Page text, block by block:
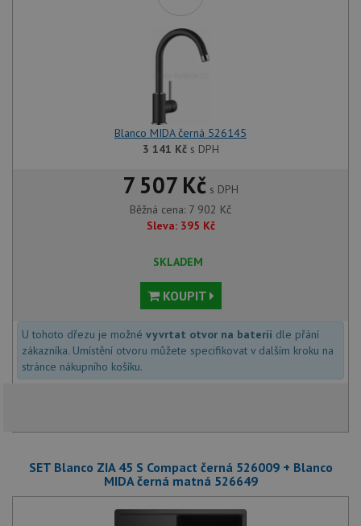
Blanco MIDA černá 526145
3 141 Kčs DPH
7 507 Kč s DPH
Běžná cena: 7 902 Kč
Sleva: 395 Kč
SKLADEM
KOUPIT
U tohoto dřezu je možné vyvrtat otvor na baterii dle přání
zákazníka. Umístění otvoru můžete specifikovat v dalším kroku na
stránce nákupního košíku.
SET Blanco ZIA 45 S Compact černá 526009 + Blanco
MIDA černá matná 526649